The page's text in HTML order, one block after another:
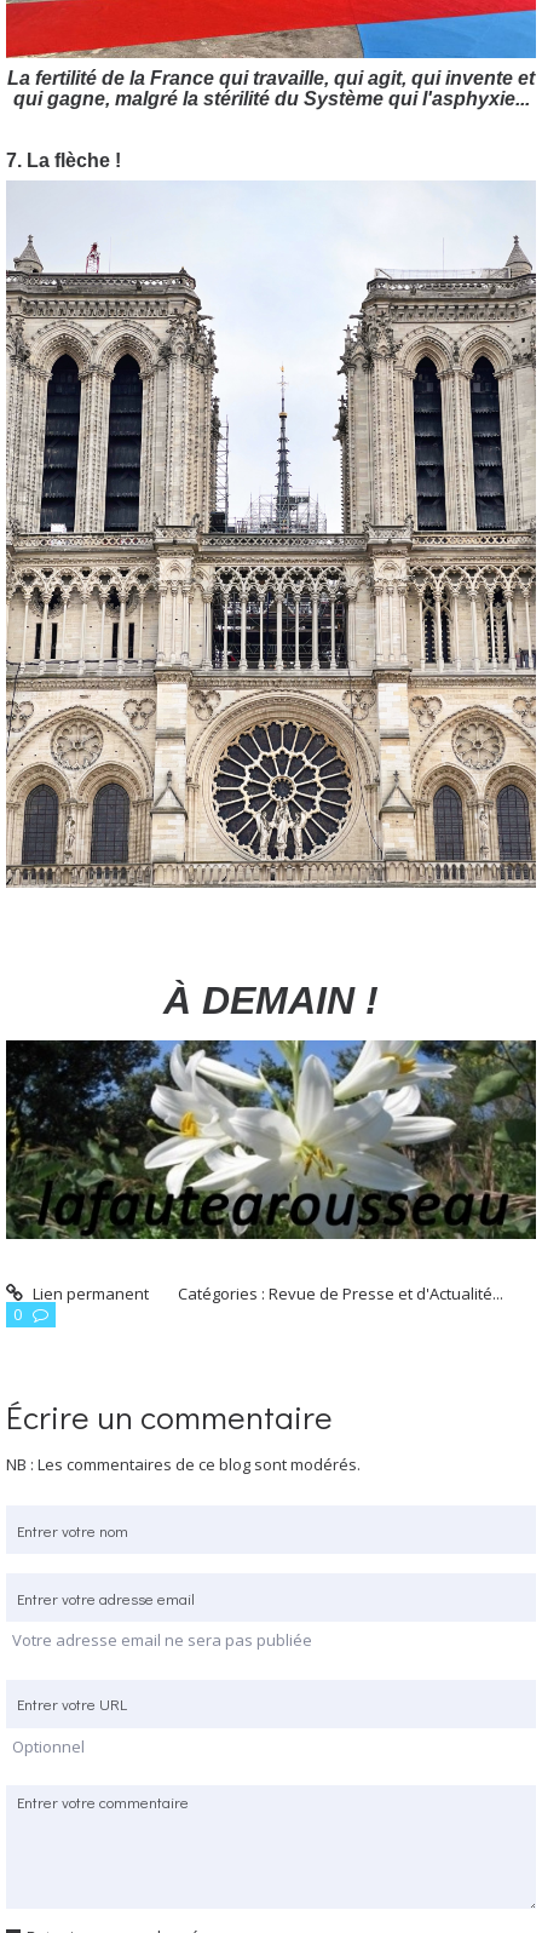
La fertilité de la France qui travaille, qui agit, qui invente et
qui gagne, malgré la stérilité du Système qui l'asphyxie...
7. La flèche !
À DEMAIN !
Lien permanent Catégories :Revue de Presse et d'Actualité...
0
Écrire un commentaire
NB : Les commentaires de ce blog sont modérés.
Votre adresse email ne sera pas publiée
Optionnel